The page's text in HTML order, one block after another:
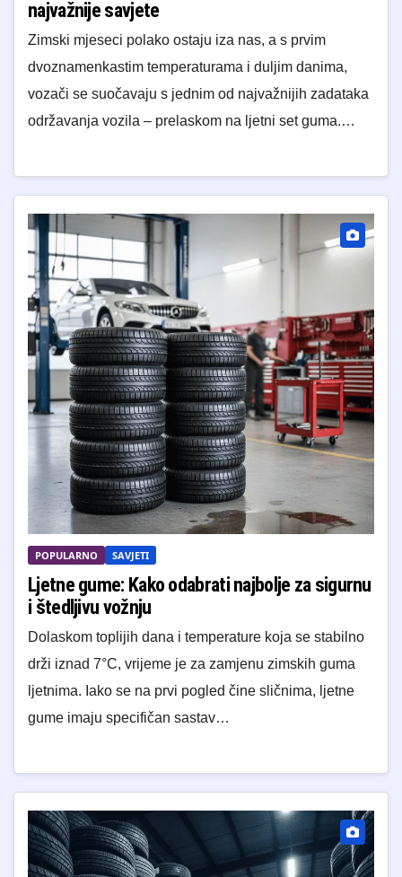
najvažnije savjete
Zimski mjeseci polako ostaju iza nas, a s prvim
dvoznamenkastim temperaturama i duljim danima,
vozači se suočavaju s jednim od najvažnijih zadataka
održavanja vozila – prelaskom na ljetni set guma.…
POPULARNO SAVJETI
Ljetne gume: Kako odabrati najbolje za sigurnu
i štedljivu vožnju
Dolaskom toplijih dana i temperature koja se stabilno
drži iznad 7°C, vrijeme je za zamjenu zimskih guma
ljetnima. Iako se na prvi pogled čine sličnima, ljetne
gume imaju specifičan sastav…